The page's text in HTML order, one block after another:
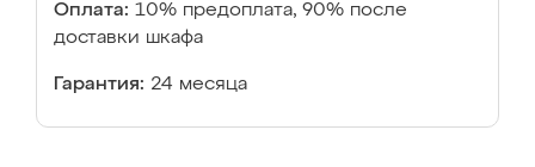
Оплата: 10% предоплата, 90% после
доставки шкафа
Гарантия: 24 месяца